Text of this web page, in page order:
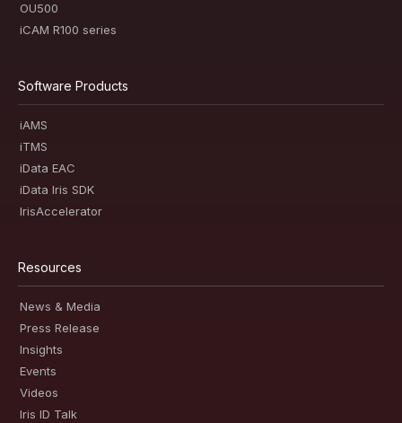
OU500
iCAM R100 series
Software Products
iAMS
iTMS
iData EAC
iData Iris SDK
IrisAccelerator
Resources
News & Media
Press Release
Insights
Events
Videos
Iris ID Talk